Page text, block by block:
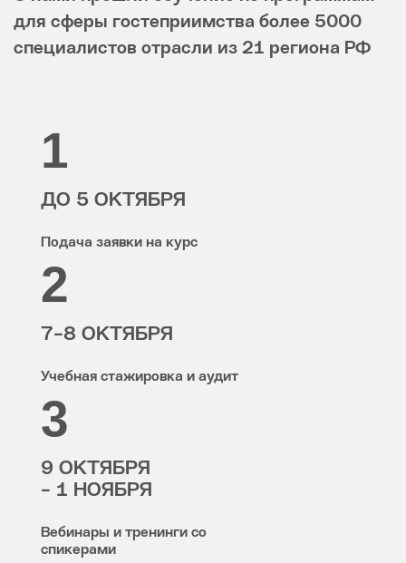
для сферы гостеприимства более 5000
специалистов отрасли из 21 региона РФ
1
ДО 5 ОКТЯБРЯ
Подача заявки на курс
2
7-8 ОКТЯБРЯ
Учебная стажировка и аудит
3
9 ОКТЯБРЯ
- 1 НОЯБРЯ
Вебинары и тренинги со
спикерами